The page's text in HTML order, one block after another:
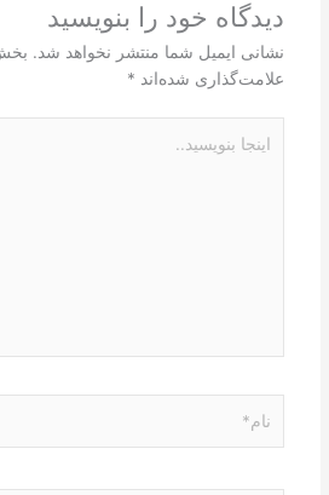
دیدگاه‌ خود را بنویسید
نشانی ایمیل شما منتشر نخواهد شد.
علامت‌گذاری شده‌اند *
بنویسید..